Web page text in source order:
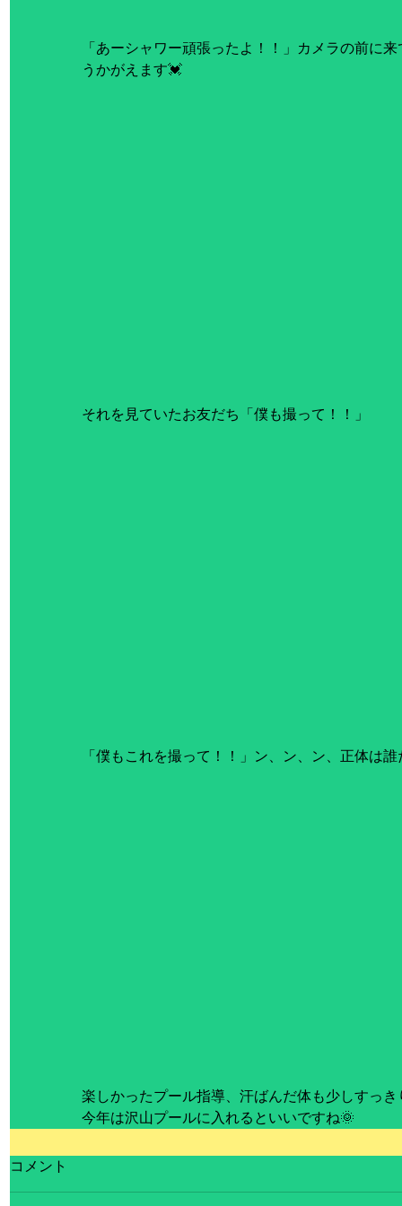
「あーシャワー頑張ったよ！！」カメラの前に
うかがえます💓
それを見ていたお友だち「僕も撮って！！」
「僕もこれを撮って！！」ン、ン、ン、正体は
楽しかったプール指導、汗ばんだ体も少しすっ
今年は沢山プールに入れるといいですね🌞
コメント